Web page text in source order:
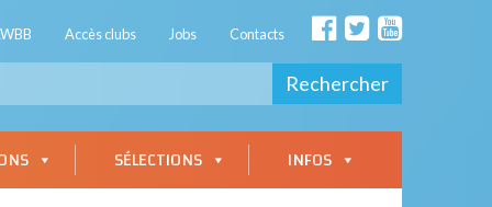
Accès clubs Jobs Contacts
Rechercher
SÉLECTIONS INFOS